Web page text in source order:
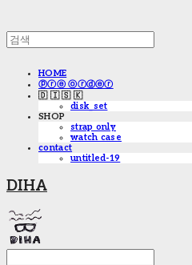
HOME
ⓟⓡⓔ ⓞⓡⓓⓔⓡ
🇩 🇮 🇸 🇰
disk_set
SHOP
strap only
watch case
contact
untitled-19
DIHA